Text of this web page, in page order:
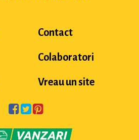
Contact
Colaboratori
Vreau un site